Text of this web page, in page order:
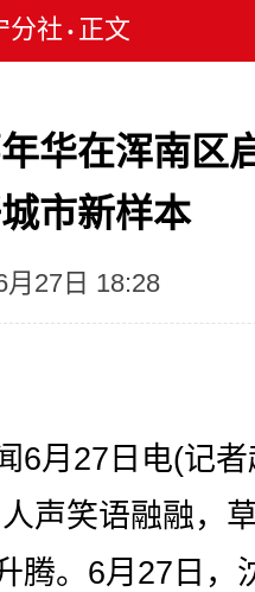
分社 • 正文
华在浑南区
市新样本
月27日 18:28
月27日电(记者
声笑语融融，
腾。6月27日，